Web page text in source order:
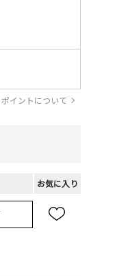
ポイントについて
お気に入り